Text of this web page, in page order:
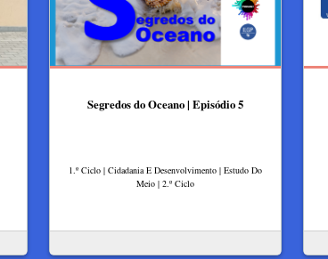
Segredos do Oceano | Episódio 5
1.º Ciclo | Cidadania E Desenvolvimento | Estudo Do
Meio | 2.º Ciclo